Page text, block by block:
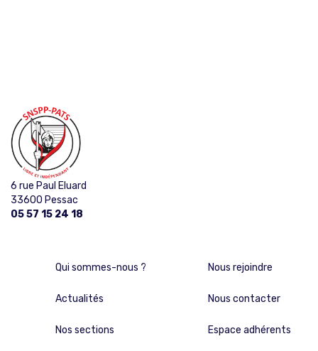
6 rue Paul Eluard
33600 Pessac
05 57 15 24 18
Qui sommes-nous ?
Actualités
Nos sections
Nous rejoindre
Nous contacter
Espace adhérents